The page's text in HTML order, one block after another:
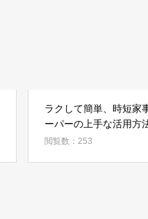
ラクして簡単、時短家
ーパーの上手な活用方
法
閲覧数：253